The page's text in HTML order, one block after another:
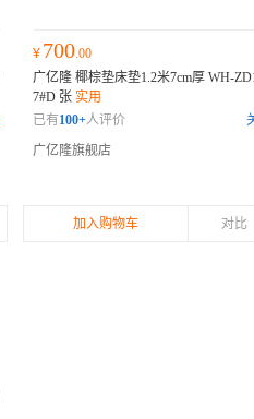
¥ 700.00
广亿隆 椰棕垫床垫1.2米7cm厚 WH-
7#D 张 实用
已有100+人评价
广亿隆旗舰店
加入购物车 对比